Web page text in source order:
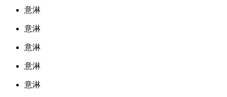
意淋
意淋
意淋
意淋
意淋